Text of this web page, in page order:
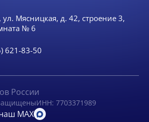
ул. Мясницкая, д. 42, строение 3,
№ 6
621-83-50
России
ИНН: 7703371989
MAX